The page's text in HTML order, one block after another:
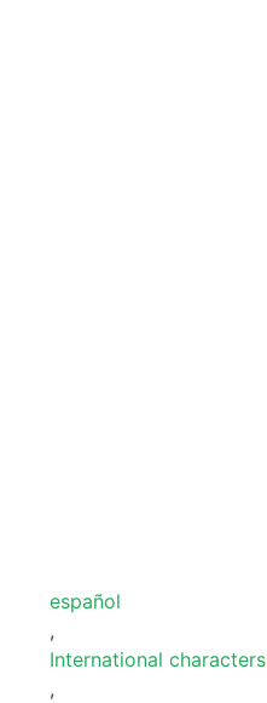
español
,
International characters
,